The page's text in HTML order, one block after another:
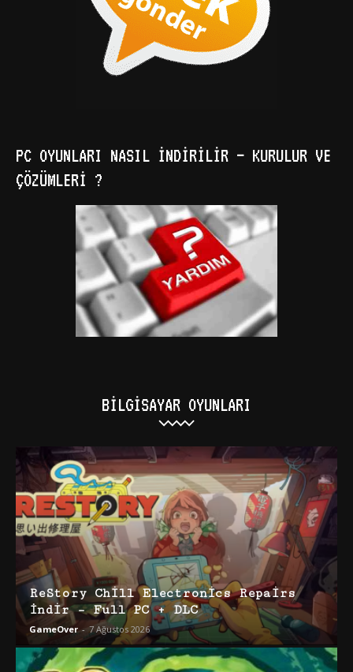
PC OYUNLARI NASIL İNDIRILIR – KURULUR VE
ÇÖZÜMLERI ?
BILGISAYAR OYUNLARI
ReStory Chill Electronics Repairs
İndir – Full PC + DLC
GameOver - 7 Ağustos 2026